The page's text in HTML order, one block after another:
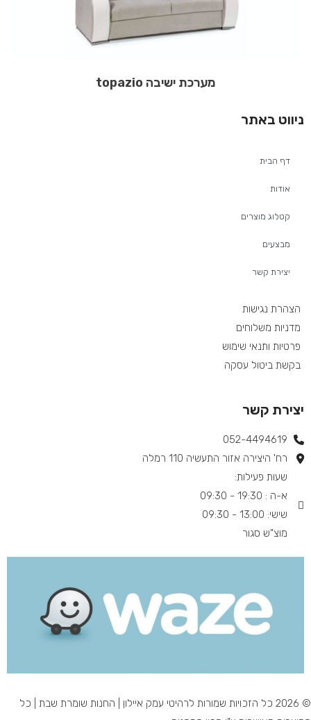
מערכת ישיבה topazio
ניווט באתר
דף הבית
אודות
קטלוג מוצרים
מבצעים
יצירת קשר
הצהרת נגישות
מדניות משלוחים
פרטיות ותנאי שימוש
בקשת ביטול עסקה
יצירת קשר
052-4494619​
רח' היצירה אזור התעשיה 110 רמלה
שעות פעילות:
א-ה : 19:30 - 09:30
שישי: 13:00 - 09:30
מוצ"ש סגור
© 2026 כל הזכויות שמורות לרהיטי עמק איילון | החנות שומרת שבת | כל